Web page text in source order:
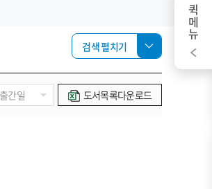
퀵메뉴
검색 펼치기
도서목록다운로드